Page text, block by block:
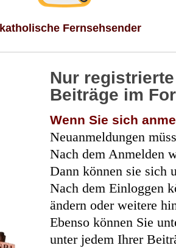
Fernsehsender
Nur
Beiträge im
Wenn Sie sich
Neuanmeldungen
Nach dem Anmelden
Dann können sie sich
Nach dem Einloggen
ändern oder weitere
Ebenso können Sie
unter jedem Ihrer